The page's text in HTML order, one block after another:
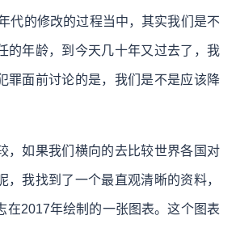
代的修改的过程当中，其实我们是不
的年龄，到今天几十年又过去了，我
罪面前讨论的是，我们是不是应该降
，如果我们横向的去比较世界各国对
，我找到了一个最直观清晰的资料，
在2017年绘制的一张图表。这个图表